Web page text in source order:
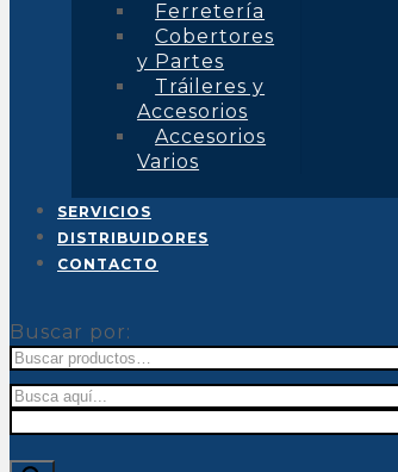
Ferretería
Cobertores
y Partes
Tráileres y
Accesorios
Accesorios
Varios
SERVICIOS
DISTRIBUIDORES
CONTACTO
Buscar por: